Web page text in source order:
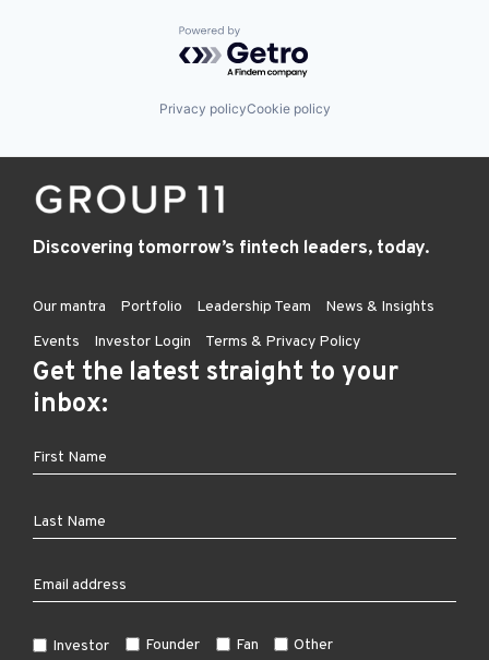
Powered by Getro.com
Privacy policyCookie policy
Discovering tomorrow’s fintech leaders, today.
Our mantra Portfolio Leadership Team
News & Insights
Events
Investor Login Terms & Privacy Policy
Get the latest straight to your
inbox:
Investor Founder Fan Other